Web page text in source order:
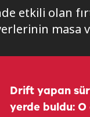
etkili olan
masa
Drift yapan
yerde buldu: